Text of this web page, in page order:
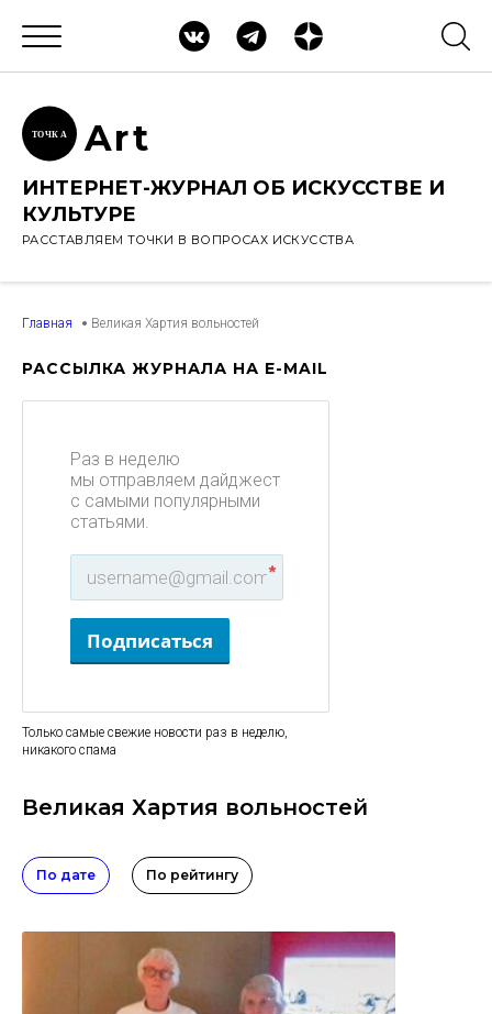
ТОЧК А Art
ИНТЕРНЕТ-ЖУРНАЛ ОБ ИСКУССТВЕ И
КУЛЬТУРЕ
РАССТАВЛЯЕМ ТОЧКИ В ВОПРОСАХ ИСКУССТВА
Главная Великая Хартия вольностей
РАССЫЛКА ЖУРНАЛА НА E-MAIL
Раз в неделю
мы отправляем дайджест
с самыми популярными
статьями.
*
Подписаться
Только самые свежие новости раз в неделю,
никакого спама
Великая Хартия вольностей
По дате По рейтингу